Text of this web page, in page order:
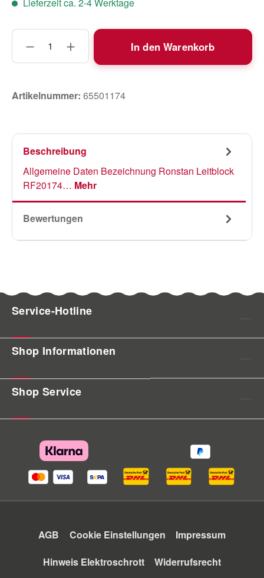
Produkt Anzahl: Gib den gewünschten
In den Warenkorb
Artikelnummer: 65501174
Beschreibung
Allgemeine Daten Bezeichnung Ronstan Leitblock
RF20174… Mehr
Bewertungen
Service-Hotline
Shop Informationen
Shop Service
AGB Cookie Einstellungen Impressum
Hinweis Elektroschrott Widerrufsrecht